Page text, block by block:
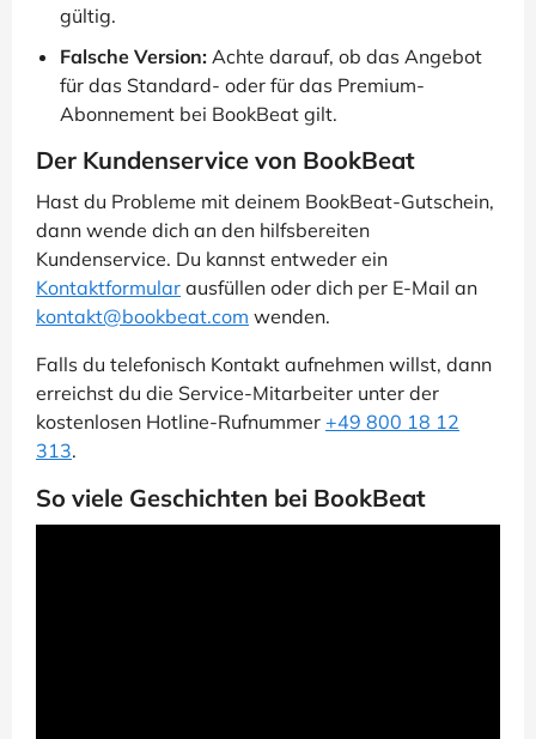
gültig.
Falsche Version: Achte darauf, ob das Angebot
für das Standard- oder für das Premium-
Abonnement bei BookBeat gilt.
Der Kundenservice von BookBeat
Hast du Probleme mit deinem BookBeat-Gutschein,
dann wende dich an den hilfsbereiten
Kundenservice. Du kannst entweder ein
Kontaktformular ausfüllen oder dich per E-Mail an
kontakt@bookbeat.com wenden.
Falls du telefonisch Kontakt aufnehmen willst, dann
erreichst du die Service-Mitarbeiter unter der
kostenlosen Hotline-Rufnummer +49 800 18 12
313.
So viele Geschichten bei BookBeat